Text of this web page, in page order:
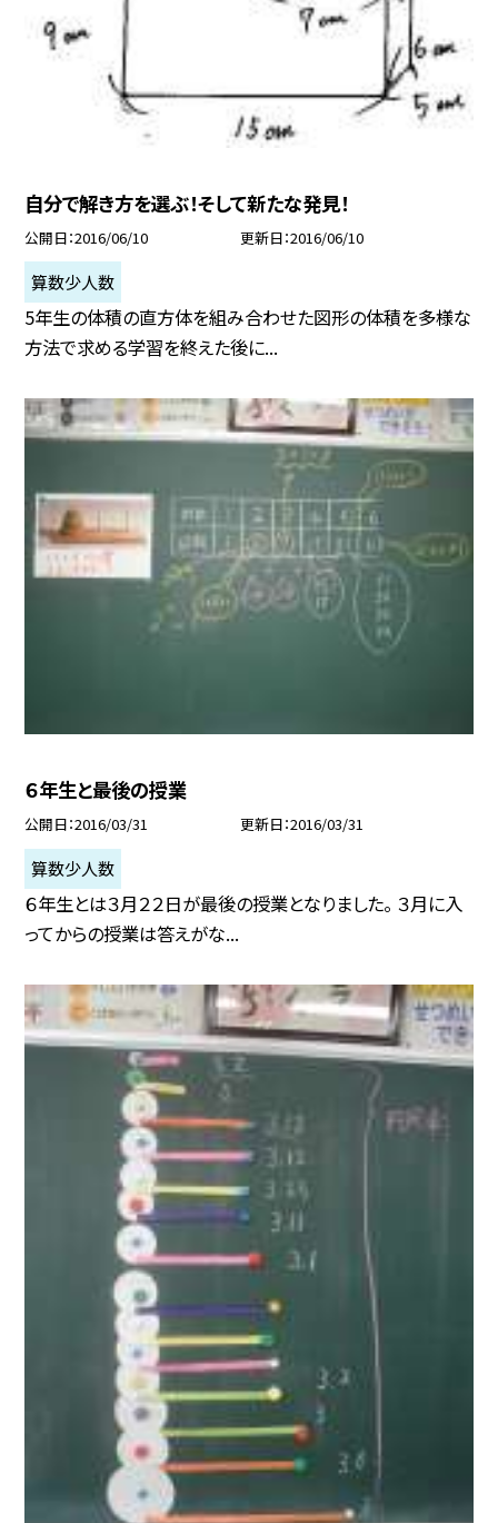
自分で解き方を選ぶ！そして新たな発見！
公開日 2016/06/10 更新日 2016/06/10
算数少人数
5年生の体積の直方体を組み合わせた図形の体積を多様な
方法で求める学習を終えた後に...
６年生と最後の授業
公開日 2016/03/31 更新日 2016/03/31
算数少人数
６年生とは３月２２日が最後の授業となりました。 ３月に入
ってからの授業は答えがな...